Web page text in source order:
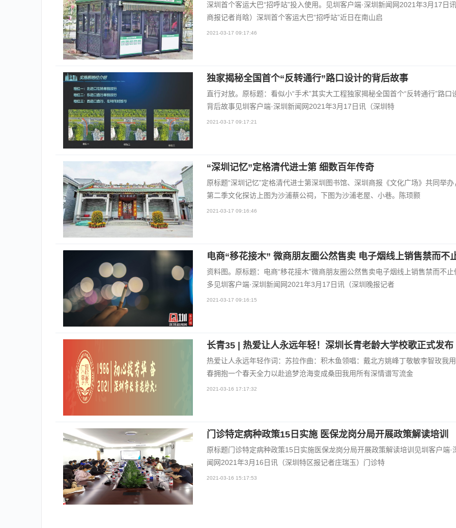
深圳首个客运大巴“招呼站”投入使用。见圳客户端·深圳新闻网2021年3月17日
商报记者肖晗）深圳首个客运大巴“招呼站”近日在南山启
2021-03-17 09:17:46
独家揭秘全国首个“反转通行”路口设计的背后故事
直行对放。原标题：看似小“手术”其实大工程独家揭秘全国首个“反转通行”路口
背后故事见圳客户端·深圳新闻网2021年3月17日讯（深圳特
2021-03-17 09:17:21
“深圳记忆”定格清代进士第 细数百年传奇
原标题“深圳记忆”定格清代进士第深圳图书馆、深圳商报《文化广场》共同举办
第二季文化探访上图为沙浦蔡公祠，下图为沙浦老屋、小巷。陈顼颢
2021-03-17 09:16:46
电商“移花接木” 微商朋友圈公然售卖 电子烟线上销售禁而不
资料图。原标题：电商“移花接木”微商朋友圈公然售卖电子烟线上销售禁而不止
多见圳客户端·深圳新闻网2021年3月17日讯（深圳晚报记者
2021-03-17 09:16:15
长青35 | 热爱让人永远年轻！深圳长青老龄大学校歌正式发布
热爱让人永远年轻作词：苏拉作曲：积木鱼领唱：戴北方姚峰丁敬敏李智玫我
春拥抱一个春天全力以赴追梦沧海变成桑田我用所有深情谱写流金
2021-03-16 17:17:32
门诊特定病种政策15日实施 医保龙岗分局开展政策解读培训
原标题门诊特定病种政策15日实施医保龙岗分局开展政策解读培训见圳客户端·
闻网2021年3月16日讯（深圳特区报记者庄瑞玉）门诊特
2021-03-16 15:17:53